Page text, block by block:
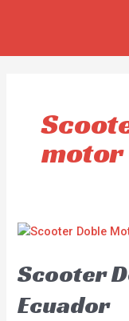
motor
Scooter
Ecuador